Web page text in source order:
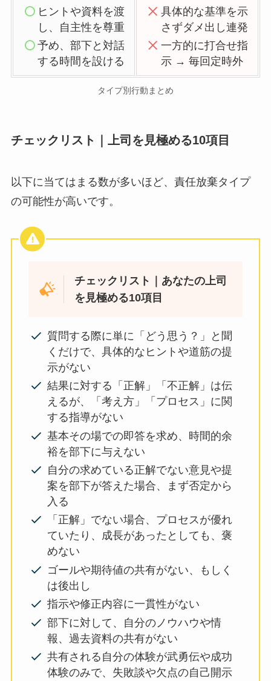
ヒントや資料を渡
し、自主性を尊重
予め、部下と対話
する時間を設ける
具体的な基準を示
さずダメ出し連発
一方的に打合せ指
示 → 毎回定時外
タイプ別行動まとめ
チェックリスト｜上司を見極める10項目
以下に当てはまる数が多いほど、責任放棄タイプ
の可能性が高いです。
チェックリスト｜あなたの上司
を見極める10項目
質問する際に単に「どう思う？」と聞
くだけで、具体的なヒントや道筋の提
示がない
結果に対する「正解」「不正解」は伝
えるが、「考え方」「プロセス」に関
する指導がない
基本その場での即答を求め、時間的余
裕を部下に与えない
自分の求めている正解でない意見や提
案を部下が答えた場合、まず否定から
入る
「正解」でない場合、プロセスが優れ
ていたり、成長があったとしても、褒
めない
ゴールや期待値の共有がない、もしく
は後出し
指示や修正内容に一貫性がない
部下に対して、自分のノウハウや情
報、過去資料の共有がない
共有される自分の体験が武勇伝や成功
体験のみで、失敗談や欠点の自己開示